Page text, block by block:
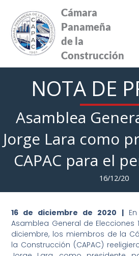
contenido
Cámara
Panameña
de la
Construcción
NOTA DE
Asamblea
Jorge Lara como
CAPAC para el
16/12/20
16 de diciembre de 2020 |En
Asamblea General de Elecciones
diciembre, los miembros de la
la Construcción (CAPAC)